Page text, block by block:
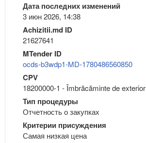
Дата последних изменений
3 июн 2026, 14:38
Achizitii.md ID
21627641
MTender ID
ocds-b3wdp1-MD-1780486560850
CPV
18200000-1 - Îmbrăcăminte de exterior
Тип процедуры
Отчетность о закупках
Критерии присуждения
Самая низкая цена